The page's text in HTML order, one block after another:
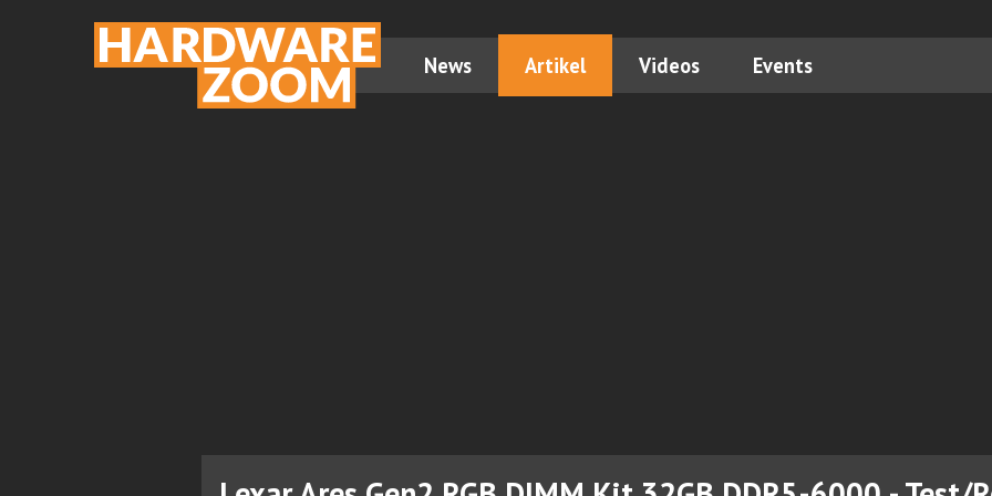
News Artikel Videos Events